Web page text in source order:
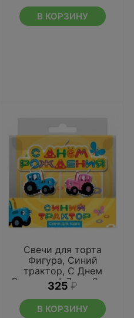
В КОРЗИНУ
Свечи для торта
Фигура, Синий
трактор, С Днем
Рождения!, 7 см, 3 шт
325 ₽
В КОРЗИНУ